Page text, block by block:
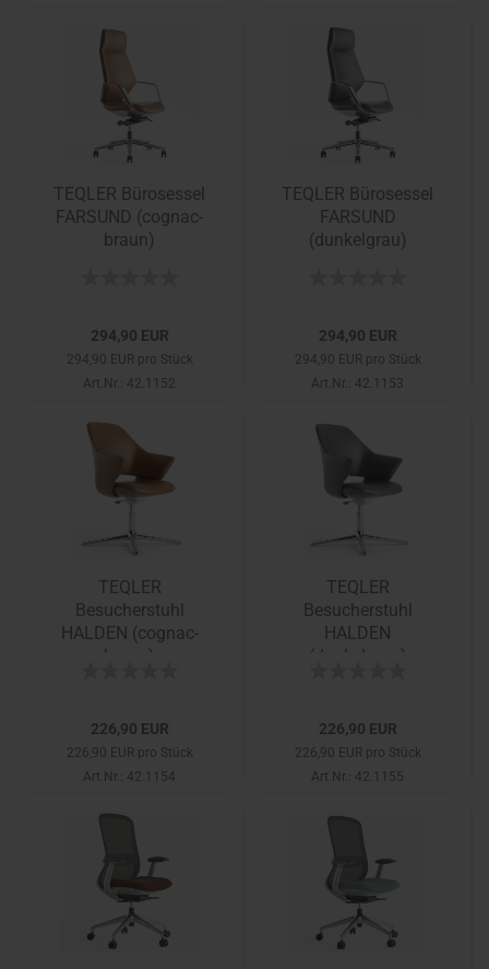
TEQLER Bürosessel
FARSUND (cognac-
braun)
294,90 EUR
294,90 EUR pro Stück
Art.Nr.: 42.1152
TEQLER Bürosessel
FARSUND
(dunkelgrau)
294,90 EUR
294,90 EUR pro Stück
Art.Nr.: 42.1153
TEQLER
Besucherstuhl
HALDEN (cognac-
braun)
226,90 EUR
226,90 EUR pro Stück
Art.Nr.: 42.1154
TEQLER
Besucherstuhl
HALDEN
(dunkelgrau)
226,90 EUR
226,90 EUR pro Stück
Art.Nr.: 42.1155